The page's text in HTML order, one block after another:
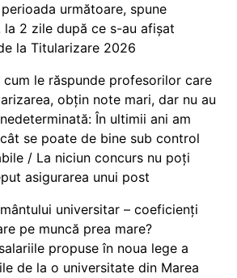
următoare, spune
la 2 zile după ce s-au afișat
la Titularizare 2026
le răspunde profesorilor care
obțin note mari, dar nu au
În ultimii ani am
se poate de bine sub control
/ La niciun concurs nu poți
asigurarea unui post
universitar – coeficienți
pe muncă prea mare?
propuse în noua lege a
de la o universitate din Marea